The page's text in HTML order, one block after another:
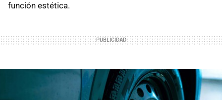
función estética.